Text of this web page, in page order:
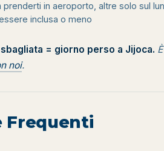
prenderti in aeroporto, altre solo sul
inclusa o meno
= giorno perso a Jijoca.
noi.
Frequenti